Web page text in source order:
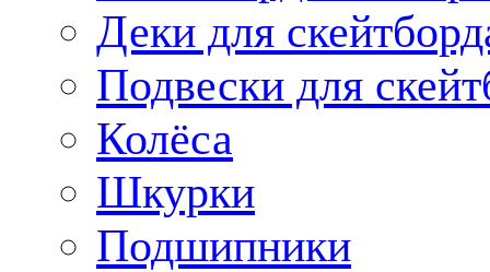
Деки для
Подвески для
Колёса
Шкурки
Подшипники